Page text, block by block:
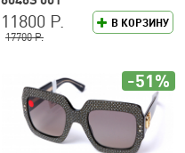
В КОРЗИНУ
11800 Р.
17700 Р.
-51%